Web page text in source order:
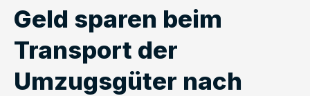
Geld sparen beim
Transport der
Umzugsgüter nach